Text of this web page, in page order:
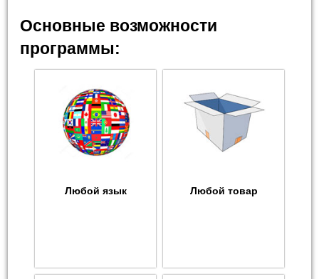
Основные возможности
программы:
Любой язык Любой товар